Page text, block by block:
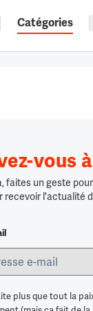
Catégories
vous
faites un geste
recevoir l'actualité
plus que tout la